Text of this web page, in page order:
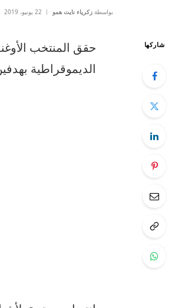
بواسطة زكرياء نايت همو 22 يونيو، 2019
شاركها
حقق المنتخب
الديموقراطية